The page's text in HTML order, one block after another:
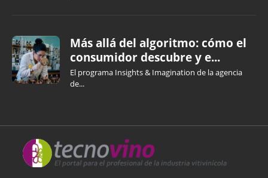
Más allá del algoritmo: cómo el
consumidor descubre y e...
El programa Insights & Imagination de la agencia
de...